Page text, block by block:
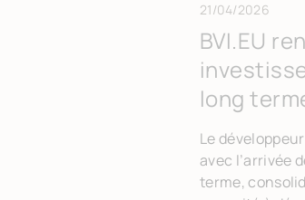
21/04/2026
BVI.EU
long
Le
avec l’arrivée
terme,